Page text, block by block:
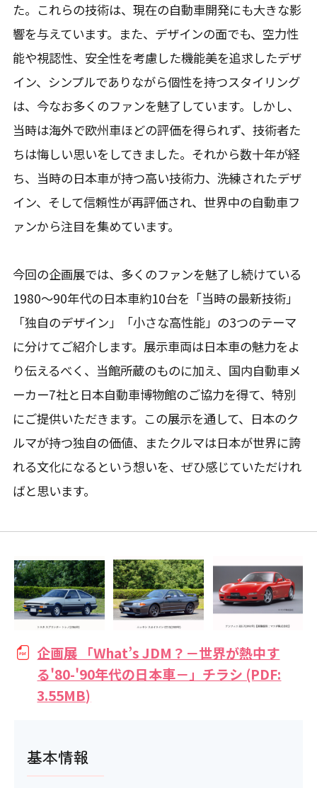
た。これらの技術は、現在の自動車開発にも大きな影
響を与えています。また、デザインの面でも、空力性
能や視認性、安全性を考慮した機能美を追求したデザ
イン、シンプルでありながら個性を持つスタイリング
は、今なお多くのファンを魅了しています。しかし、
当時は海外で欧州車ほどの評価を得られず、技術者た
ちは悔しい思いをしてきました。それから数十年が経
ち、当時の日本車が持つ高い技術力、洗練されたデザ
イン、そして信頼性が再評価され、世界中の自動車フ
ァンから注目を集めています。
今回の企画展では、多くのファンを魅了し続けている
1980〜90年代の日本車約10台を「当時の最新技術」
「独自のデザイン」「小さな高性能」の3つのテーマ
に分けてご紹介します。展示車両は日本車の魅力をよ
り伝えるべく、当館所蔵のものに加え、国内自動車メ
ーカー7社と日本自動車博物館のご協力を得て、特別
にご提供いただきます。この展示を通して、日本のク
ルマが持つ独自の価値、またクルマは日本が世界に誇
れる文化になるという想いを、ぜひ感じていただけれ
ばと思います。
企画展 「What’s JDM？－世界が熱中す
る'80-'90年代の日本車－」チラシ (PDF:
3.55MB)
基本情報